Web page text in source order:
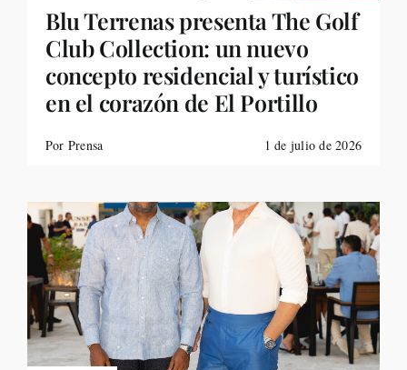
Blu Terrenas presenta The Golf
Club Collection: un nuevo
concepto residencial y turístico
en el corazón de El Portillo
Por Prensa 1 de julio de 2026